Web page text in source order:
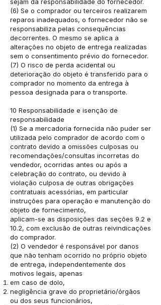
(6) Se o comprador ou terceiros realizarem
reparos inadequados, o fornecedor não se
responsabiliza pelas consequências
decorrentes. O mesmo se aplica a
alterações no objeto de entrega realizadas
sem o consentimento prévio do fornecedor.
(7) O risco de perda acidental ou
deterioração do objeto é transferido para o
comprador no momento da entrega à
pessoa designada para o transporte.
10 Responsabilidade e isenção de
responsabilidade
(1) Se a mercadoria fornecida não puder ser
utilizada pelo comprador de acordo com o
contrato devido a omissões culposas ou
recomendações/consultas incorretas do
vendedor, ocorridas antes ou após a
celebração do contrato, ou devido à
violação culposa de outras obrigações
contratuais acessórias, em particular
instruções para operação e manutenção do
objeto de fornecimento,
aplicam-se as disposições das seções 9.2 e
10.2, com exclusão de outras reivindicações
do comprador.
(2) O vendedor é responsável por danos
que não tenham ocorrido no próprio objeto
de entrega, independentemente dos
motivos legais, apenas
em caso de dolo,
negligência grave do proprietário/órgãos
ou dos seus funcionários,